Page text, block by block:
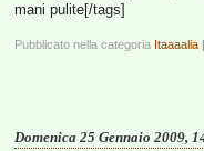
mani pulite[/tags]
Pubblicato nella categoria Itaaaalia |
Domenica 25 Gennaio 2009,